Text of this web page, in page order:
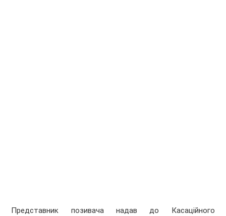
Представник позивача надав до Касаційного